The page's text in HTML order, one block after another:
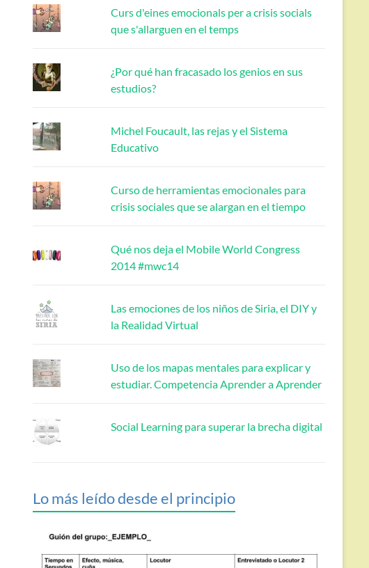
Curs d'eines emocionals per a crisis socials
que s'allarguen en el temps
¿Por qué han fracasado los genios en sus
estudios?
Michel Foucault, las rejas y el Sistema
Educativo
Curso de herramientas emocionales para
crisis sociales que se alargan en el tiempo
Qué nos deja el Mobile World Congress
2014 #mwc14
Las emociones de los niños de Siria, el DIY y
la Realidad Virtual
Uso de los mapas mentales para explicar y
estudiar. Competencia Aprender a Aprender
Social Learning para superar la brecha digital
Lo más leído desde el principio